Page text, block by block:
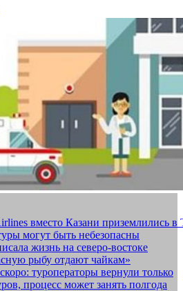
вместо Казани приземлились в
могут быть небезопасны
жизнь на северо-востоке
рыбу отдают чайкам»
туроператоры вернули только
процесс может занять полгода